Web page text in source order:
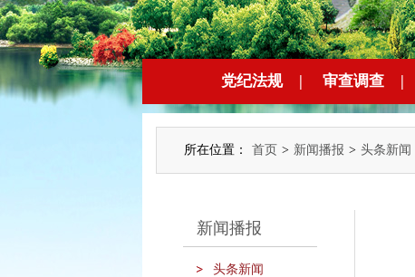
党纪法规 | 审查调查 |
所在位置： 首页 > 新闻播报 > 头条新闻
新闻播报
头条新闻